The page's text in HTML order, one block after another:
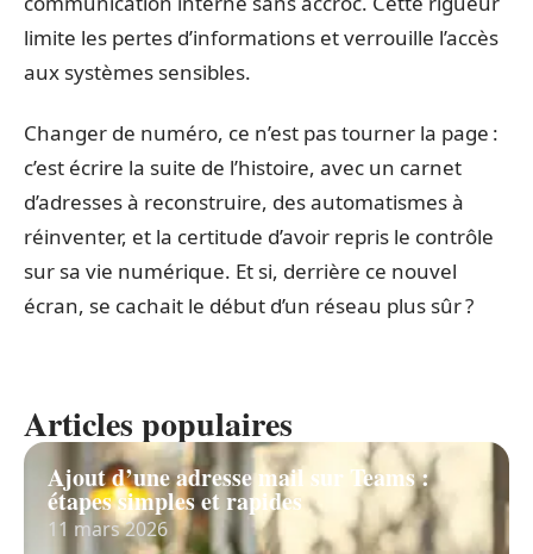
limite les pertes d’informations et verrouille l’accès
aux systèmes sensibles.
Changer de numéro, ce n’est pas tourner la page :
c’est écrire la suite de l’histoire, avec un carnet
d’adresses à reconstruire, des automatismes à
réinventer, et la certitude d’avoir repris le contrôle
sur sa vie numérique. Et si, derrière ce nouvel
écran, se cachait le début d’un réseau plus sûr ?
Articles populaires
Ajout d’une adresse mail sur Teams :
étapes simples et rapides
11 mars 2026